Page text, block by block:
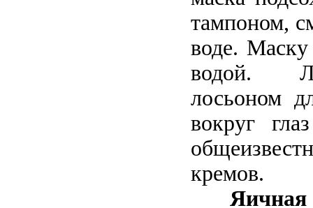
тампоном,
воде.
водой.
лосьоном
вокруг
кремов.
Яичная